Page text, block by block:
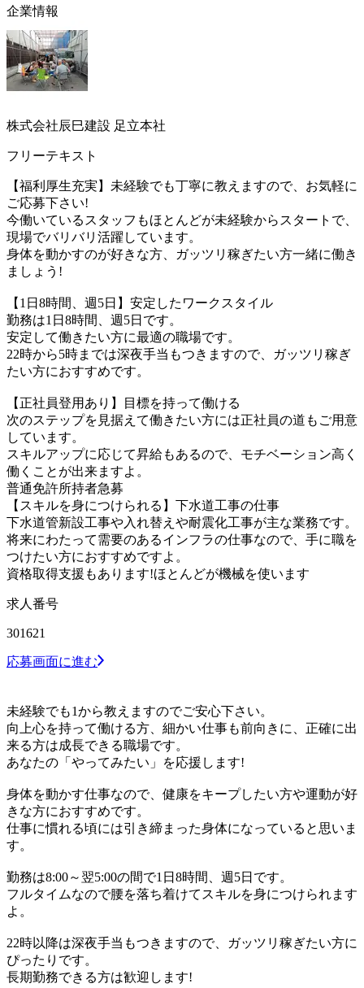
企業情報
株式会社辰巳建設 足立本社
フリーテキスト
【福利厚生充実】未経験でも丁寧に教えますので、お気軽に
ご応募下さい!
今働いているスタッフもほとんどが未経験からスタートで、
現場でバリバリ活躍しています。
身体を動かすのが好きな方、ガッツリ稼ぎたい方一緒に働き
ましょう!
【1日8時間、週5日】安定したワークスタイル
勤務は1日8時間、週5日です。
安定して働きたい方に最適の職場です。
22時から5時までは深夜手当もつきますので、ガッツリ稼ぎ
たい方におすすめです。
【正社員登用あり】目標を持って働ける
次のステップを見据えて働きたい方には正社員の道もご用意
しています。
スキルアップに応じて昇給もあるので、モチベーション高く
働くことが出来ますよ。
普通免許所持者急募
【スキルを身につけられる】下水道工事の仕事
下水道管新設工事や入れ替えや耐震化工事が主な業務です。
将来にわたって需要のあるインフラの仕事なので、手に職を
つけたい方におすすめですよ。
資格取得支援もあります!ほとんどが機械を使います
求人番号
301621
応募画面に進む
未経験でも1から教えますのでご安心下さい。
向上心を持って働ける方、細かい仕事も前向きに、正確に出
来る方は成長できる職場です。
あなたの「やってみたい」を応援します!
身体を動かす仕事なので、健康をキープしたい方や運動が好
きな方におすすめです。
仕事に慣れる頃には引き締まった身体になっていると思いま
す。
勤務は8:00～翌5:00の間で1日8時間、週5日です。
フルタイムなので腰を落ち着けてスキルを身につけられます
よ。
22時以降は深夜手当もつきますので、ガッツリ稼ぎたい方に
ぴったりです。
長期勤務できる方は歓迎します!